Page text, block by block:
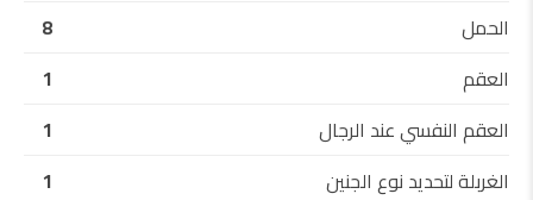
الحمل
8
العقم
1
العقم النفسي عند الرجال
1
الغربلة لتحديد نوع الجنين
1